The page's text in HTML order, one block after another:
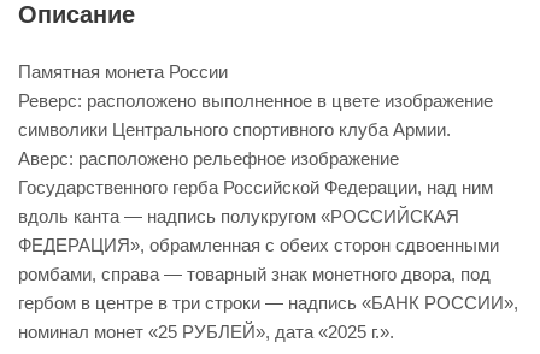
Описание
Памятная монета России
Реверс: расположено выполненное в цвете изображение
символики Центрального спортивного клуба Армии.
Аверс: расположено рельефное изображение
Государственного герба Российской Федерации, над ним
вдоль канта — надпись полукругом «РОССИЙСКАЯ
ФЕДЕРАЦИЯ», обрамленная с обеих сторон сдвоенными
ромбами, справа — товарный знак монетного двора, под
гербом в центре в три строки — надпись «БАНК РОССИИ»,
номинал монет «25 РУБЛЕЙ», дата «2025 г.».